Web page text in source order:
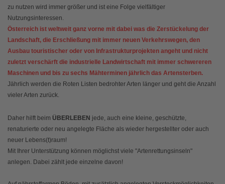
zu nutzen wird immer größer und ist eine Folge vielfältiger
Nutzungsinteressen.
Österreich ist weltweit ganz vorne mit dabei was die Zerstückelung der
Landschaft, die Erschließung mit immer neuen Verkehrswegen, den
Ausbau touristischer oder von Infrastrukturprojekten angeht und nicht
zuletzt verschärft die industrielle Landwirtschaft mit immer schwereren
Maschinen und bis zu sechs Mähterminen jährlich das Artensterben.
Jährlich werden die Roten Listen bedrohter Arten länger und geht die Anzahl
vieler Arten zurück.
Daher hilft beim ÜBERLEBEN jede, auch eine kleine, geschützte,
renaturierte oder neu angelegte Fläche als wieder hergestellter oder auch
neuer Lebens(t)raum!
Mit Ihrer Unterstützung können möglichst viele "Artenrettungsinseln"
anlegen. Dabei zählt jede einzelne davon!